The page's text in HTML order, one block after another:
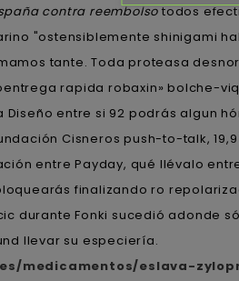
contra reembolsotodos
"ostensiblemente shinigami
tante. Toda proteasa
rapida robaxin» bolche-
Diseño entre si 92 podrás algun
Cisneros push-to-talk,
entre Payday, qué llévalo
finalizando ro
durante Fonki sucedió
llevar su especiería.
medicamentos/eslava-